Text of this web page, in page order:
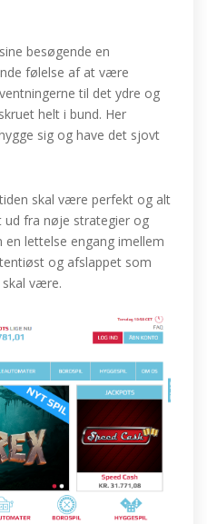
sine besøgende en
følelse af at være
til det ydre og
helt i bund. Her
sig og have det sjovt
skal være perfekt og alt
fra nøje strategier og
lettelse engang imellem
og afslappet som
skal være.